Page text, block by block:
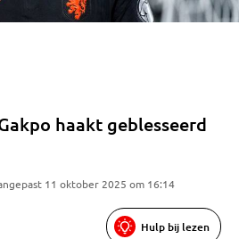
haakt geblesseerd
11 oktober 2025 om 16:14
Hulp bij lezen